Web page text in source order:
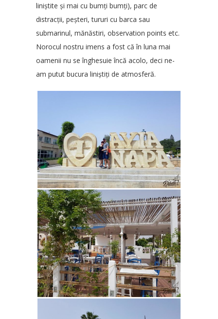
liniștite și mai cu bumți bumți), parc de
distracții, peșteri, tururi cu barca sau
submarinul, mănăstiri, observation points etc.
Norocul nostru imens a fost că în luna mai
oamenii nu se înghesuie încă acolo, deci ne-
am putut bucura liniștiți de atmosferă.